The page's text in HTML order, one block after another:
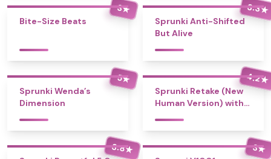
3★
Bite-Size Beats
3.3★
Sprunki Anti-Shifted
But Alive
5★
Sprunki Wenda’s
Dimension
4.2★
Sprunki Retake (New
Human Version) with
3.8★ 3★